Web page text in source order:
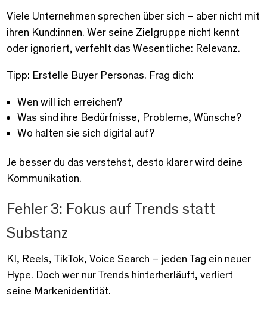
Viele Unternehmen sprechen über sich – aber nicht mit
ihren Kund:innen. Wer seine Zielgruppe nicht kennt
oder ignoriert, verfehlt das Wesentliche: Relevanz.
Tipp: Erstelle Buyer Personas. Frag dich:
Wen will ich erreichen?
Was sind ihre Bedürfnisse, Probleme, Wünsche?
Wo halten sie sich digital auf?
Je besser du das verstehst, desto klarer wird deine
Kommunikation.
Fehler 3: Fokus auf Trends statt
Substanz
KI, Reels, TikTok, Voice Search – jeden Tag ein neuer
Hype. Doch wer nur Trends hinterherläuft, verliert
seine Markenidentität.